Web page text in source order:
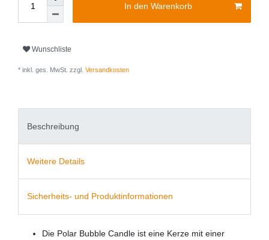
In den Warenkorb
Wunschliste
* inkl. ges. MwSt. zzgl. Versandkosten
Beschreibung
Weitere Details
Sicherheits- und Produktinformationen
Die Polar Bubble Candle ist eine Kerze mit einer